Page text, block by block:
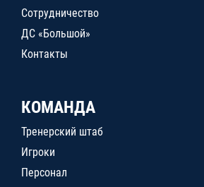
Сотрудничество
ДС «Большой»
Контакты
КОМАНДА
Тренерский штаб
Игроки
Персонал